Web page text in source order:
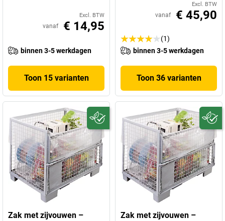
Excl. BTW
vanaf € 14,95
binnen 3-5 werkdagen
Toon 15 varianten
Excl. BTW
vanaf € 45,90
(1)
binnen 3-5 werkdagen
Toon 36 varianten
Zak met zijvouwen –
Zak met zijvouwen –